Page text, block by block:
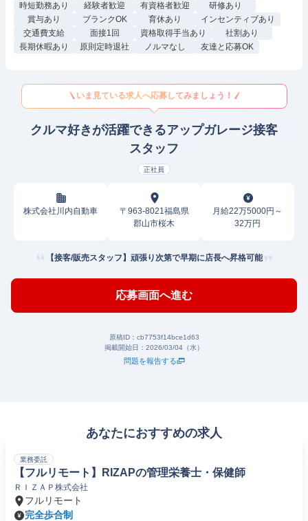
時短勤務あり
経験者歓迎 有資格者歓迎
研修あり
賞与あり
ブランクOK 育休あり
インセンティブあり
交通費支給
面接1回 資格取得手当あり
社割あり
長期休暇あり
原則定時退社 ノルマなし 友達と応募OK
いま見ている求人へ応募してみましょう！
クルマ好きが活躍できるアップガレージ接客
スタッフ
正社員
株式会社川内自動車
〒963-8021福島県
郡山市桜木
月給22万5000円～
32万円
【接客/販売スタッフ】頑張り次第で早期に店長へ昇格可能
応募画面へ進む
原稿ID： cb7753f14bce1d63
掲載開始日： 2026/03/04（水）
問題を報告する
あなたにおすすめの求人
業務委託
【フルリモート】RIZAPの管理栄養士・保健師
ＲＩＺＡＰ株式会社
フルリモート
完全歩合制